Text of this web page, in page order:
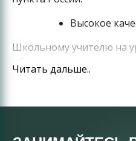
Высокое
Школьному учителю на
задания. Ему надо
подготовку по химии к
Читать дальше..